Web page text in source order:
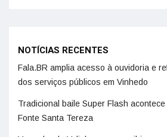
NOTÍCIAS RECENTES
Fala.BR amplia acesso à ouvidoria e
dos serviços públicos em Vinhedo
Tradicional baile Super Flash
Fonte Santa Tereza